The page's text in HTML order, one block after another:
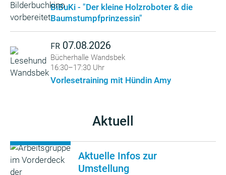
BiBuKi - "Der kleine Holzroboter & die
Baumstumpfprinzessin"
FR 07.08.2026
Bücherhalle Wandsbek
16:30–17:30 Uhr
Vorlesetraining mit Hündin Amy
Aktuell
Aktuelle Infos zur
Umstellung